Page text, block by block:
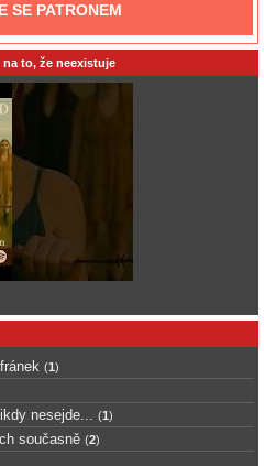
SE PATRONEM
to, že neexistuje
(1)
nesejde... (1)
současně (2)